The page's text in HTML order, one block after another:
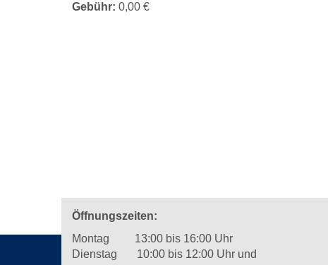
Gebühr: 0,00 €
Öffnungszeiten:
Montag 13:00 bis 16:00 Uhr
Dienstag 10:00 bis 12:00 Uhr und